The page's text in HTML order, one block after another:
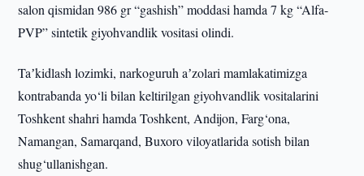
salon qismidan 986 gr “gashish” moddasi hamda 7 kg “Alfa-
PVP” sintetik giyohvandlik vositasi olindi.
Taʼkidlash lozimki, narkoguruh aʼzolari mamlakatimizga
kontrabanda yo‘li bilan keltirilgan giyohvandlik vositalarini
Toshkent shahri hamda Toshkent, Andijon, Farg‘ona,
Namangan, Samarqand, Buxoro viloyatlarida sotish bilan
shug‘ullanishgan.